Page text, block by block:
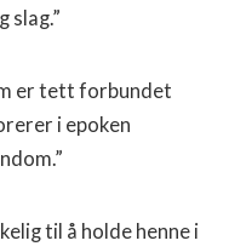
slag.”
er tett forbundet
i epoken
til å holde henne i